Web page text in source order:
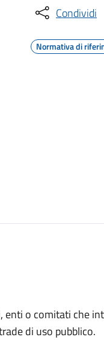
Condividi
Normativa di
enti o comitati che
di uso pubblico.